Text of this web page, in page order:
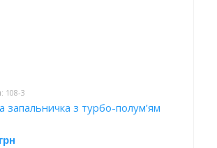
108-3
запальничка з турбо-полум’ям